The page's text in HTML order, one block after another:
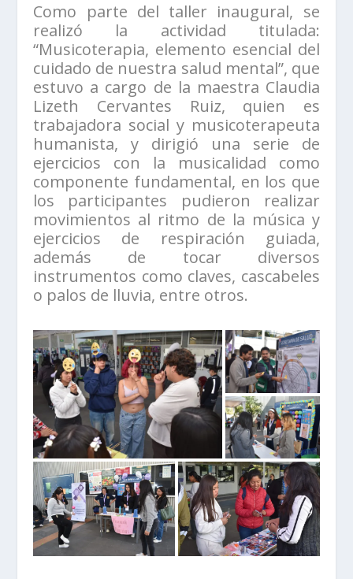
Como parte del taller inaugural, se
realizó la actividad titulada:
“Musicoterapia, elemento esencial del
cuidado de nuestra salud mental”, que
estuvo a cargo de la maestra Claudia
Lizeth Cervantes Ruiz, quien es
trabajadora social y musicoterapeuta
humanista, y dirigió una serie de
ejercicios con la musicalidad como
componente fundamental, en los que
los participantes pudieron realizar
movimientos al ritmo de la música y
ejercicios de respiración guiada,
además de tocar diversos
instrumentos como claves, cascabeles
o palos de lluvia, entre otros.